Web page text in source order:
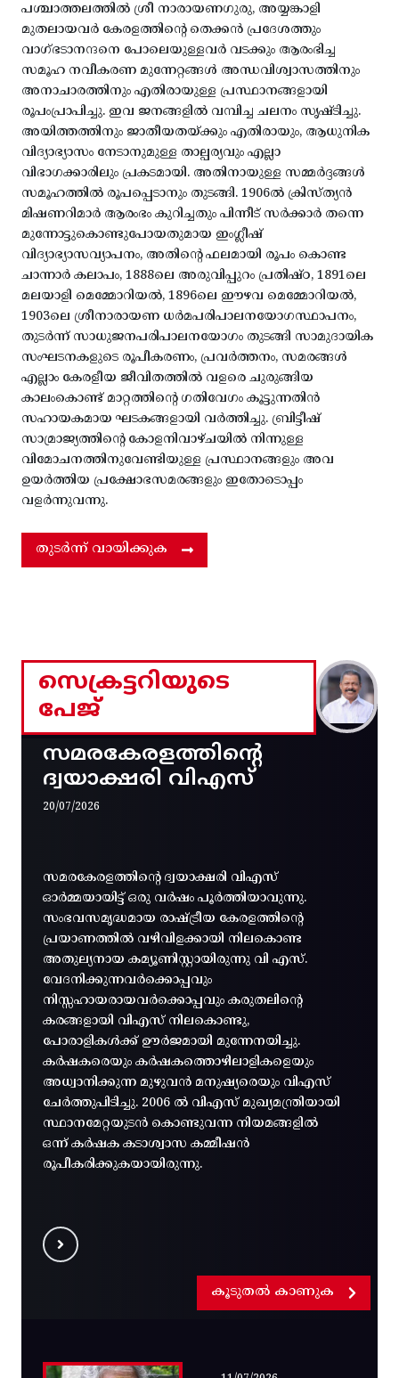
പശ്ചാത്തലത്തിൽ ശ്രീ നാരായണഗുരു, അയ്യങ്കാളി
മുതലായവർ കേരളത്തിന്റെ തെക്കൻ പ്രദേശത്തും
വാഗ്ഭടാനന്ദനെ പോലെയുള്ളവർ വടക്കും ആരംഭിച്ച
സമൂഹ നവീകരണ മുന്നേറ്റങ്ങൾ അന്ധവിശ്വാസത്തിനും
അനാചാരത്തിനും എതിരായുള്ള പ്രസ്ഥാനങ്ങളായി
രൂപംപ്രാപിച്ചു. ഇവ ജനങ്ങളിൽ വമ്പിച്ച ചലനം സൃഷ്ടിച്ചു.
അയിത്തത്തിനും ജാതീയതയ്ക്കും എതിരായും, ആധുനിക
വിദ്യാഭ്യാസം നേടാനുമുള്ള താല്പര്യവും എല്ലാ
വിഭാഗക്കാരിലും പ്രകടമായി. അതിനായുള്ള സമ്മർദ്ദങ്ങൾ
സമൂഹത്തിൽ രൂപപ്പെടാനും തുടങ്ങി. 1906ൽ ക്രിസ്ത്യൻ
മിഷണറിമാർ ആരംഭം കുറിച്ചതും പിന്നീട് സർക്കാർ തന്നെ
മുന്നോട്ടുകൊണ്ടുപോയതുമായ ഇംഗ്ലീഷ്
വിദ്യാഭ്യാസവ്യാപനം, അതിന്റെ ഫലമായി രൂപം കൊണ്ട
ചാന്നാർ കലാപം, 1888ലെ അരുവിപ്പുറം പ്രതിഷ്ഠ, 1891ലെ
മലയാളി മെമ്മോറിയൽ, 1896ലെ ഈഴവ മെമ്മോറിയൽ,
1903ലെ ശ്രീനാരായണ ധർമപരിപാലനയോഗസ്ഥാപനം,
തുടർന്ന് സാധുജനപരിപാലനയോഗം തുടങ്ങി സാമുദായിക
സംഘടനകളുടെ രൂപീകരണം, പ്രവർത്തനം, സമരങ്ങൾ
എല്ലാം കേരളീയ ജീവിതത്തിൽ വളരെ ചുരുങ്ങിയ
കാലംകൊണ്ട് മാറ്റത്തിന്റെ ഗതിവേഗം കൂട്ടുന്നതിൻ
സഹായകമായ ഘടകങ്ങളായി വർത്തിച്ചു. ബ്രിട്ടീഷ്
സാമ്രാജ്യത്തിന്റെ കോളനിവാഴ്ചയിൽ നിന്നുള്ള
വിമോചനത്തിനുവേണ്ടിയുള്ള പ്രസ്ഥാനങ്ങളും അവ
ഉയർത്തിയ പ്രക്ഷോഭസമരങ്ങളും ഇതോടൊപ്പം
വളർന്നുവന്നു.
തുടർന്ന് വായിക്കുക
സെക്രട്ടറിയുടെ
പേജ്
സമരകേരളത്തിൻ്റെ
ദ്വയാക്ഷരി വിഎസ്
20/07/2026
സമരകേരളത്തിൻ്റെ ദ്വയാക്ഷരി വിഎസ്
ഓർമ്മയായിട്ട് ഒരു വർഷം പൂർത്തിയാവുന്നു.
സംഭവസമൃദ്ധമായ രാഷ്ട്രീയ കേരളത്തിന്റെ
പ്രയാണത്തിൽ വഴിവിളക്കായി നിലകൊണ്ട
അതുല്യനായ കമ്യൂണിസ്റ്റായിരുന്നു വി എസ്.
വേദനിക്കുന്നവർക്കൊപ്പവും
നിസ്സഹായരായവർക്കൊപ്പവും കരുതലിന്റെ
കരങ്ങളായി വിഎസ് നിലകൊണ്ടു,
പോരാളികൾക്ക് ഊർജമായി മുന്നേനയിച്ചു.
കർഷകരെയും കർഷകത്തൊഴിലാളികളെയും
അധ്വാനിക്കുന്ന മുഴുവൻ മനുഷ്യരെയും വിഎസ്
ചേർത്തുപിടിച്ചു. 2006 ൽ വിഎസ് മുഖ്യമന്ത്രിയായി
സ്ഥാനമേറ്റയുടൻ കൊണ്ടുവന്ന നിയമങ്ങളിൽ
ഒന്ന് കർഷക കടാശ്വാസ കമ്മീഷൻ
രൂപീകരിക്കുകയായിരുന്നു.
കൂടുതൽ കാണുക